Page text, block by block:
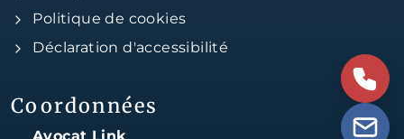
Politique de cookies
Déclaration d'accessibilité
Coordonnées